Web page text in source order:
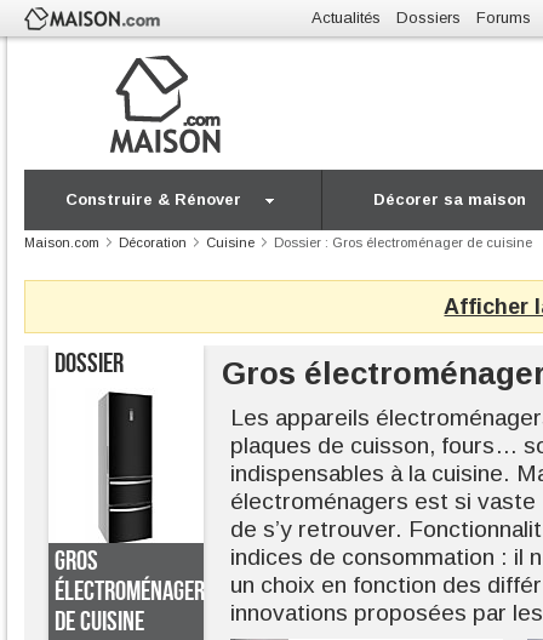
Actualités Dossiers Forums
Construire & Rénover Décorer sa maison
Maison.com Décoration Cuisine Dossier : Gros électroménager de cuisine
Afficher
DOSSIER
GROS
ÉLECTROMÉNAGER
DE CUISINE
Gros
Les appareils
plaques de cuisson, fours…
indispensables à la cuisine.
électroménagers est si vaste
de s’y retrouver.
indices de consommation : il
un choix en fonction des
innovations proposées par